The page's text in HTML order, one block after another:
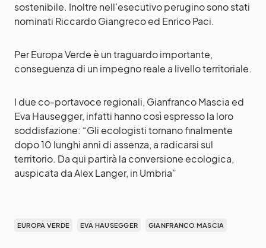
sostenibile. Inoltre nell’esecutivo perugino sono stati
nominati Riccardo Giangreco ed Enrico Paci.
Per Europa Verde è un traguardo importante,
conseguenza di un impegno reale a livello territoriale.
I due co-portavoce regionali, Gianfranco Mascia ed
Eva Hausegger, infatti hanno così espresso la loro
soddisfazione: “Gli ecologisti tornano finalmente
dopo 10 lunghi anni di assenza, a radicarsi sul
territorio. Da qui partirà la conversione ecologica,
auspicata da Alex Langer, in Umbria”
EUROPA VERDE EVA HAUSEGGER GIANFRANCO MASCIA